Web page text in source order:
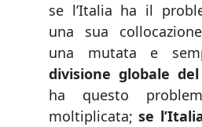
se l’Italia ha il
una sua
una mutata e
divisione globale
ha questo
moltiplicata;se